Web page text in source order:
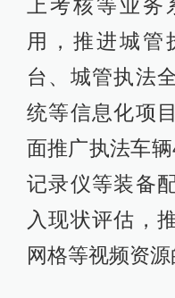
上考核等业
用，推进城管
台、城管执法
统等信息化项
面推广执法车
记录仪等装备
入现状评估，
网格等视频资源